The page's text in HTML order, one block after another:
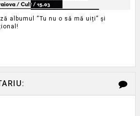
albumul “Tu nu o să mă uiți” și